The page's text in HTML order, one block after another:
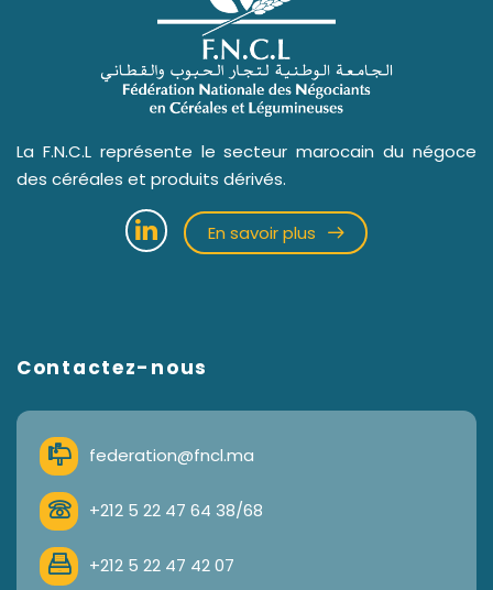
La F.N.C.L représente le secteur marocain du négoce
des céréales et produits dérivés.
En savoir plus
Contactez-nous
federation@fncl.ma
+212 5 22 47 64 38/68
+212 5 22 47 42 07